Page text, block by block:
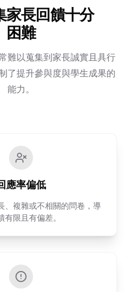
家長回饋十分
困難
難以蒐集到家長誠實且具行
了提升參與度與學生成果的
能力。
應率偏低
、複雜或不相關的問卷，導
有限且有偏差。